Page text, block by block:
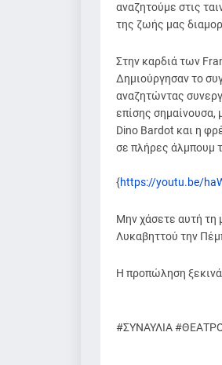
αναζητούμε στις
της ζωής μας
Στην καρδιά των
Δημιούργησαν το
αναζητώντας
επίσης σημαίνουσα,
Dino Bardot και η
σε πλήρες άλμπουμ
{https://youtu.be/
Μην χάσετε αυτή τη
Λυκαβηττού την
Η προπώληση ξεκινά
#ΣΥΝΑΥΛΙΑ